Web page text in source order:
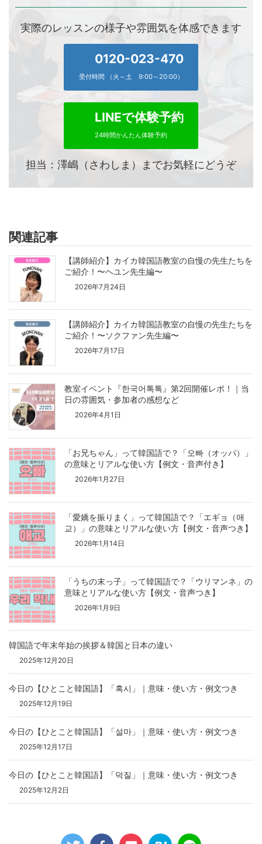
実際のレッスンの様子や雰囲気を体感できます
0120-023-470
受付時間 （火～土 9:00～20:00）
LINEで体験予約
24時間かんたん体験予約
担当：澤嶋（さわしま）までお気軽にどうぞ
関連記事
【講師紹介】カイカ韓国語教室の自慢の先生たちを
ご紹介！〜ヘユン先生編〜
2026年7月24日
【講師紹介】カイカ韓国語教室の自慢の先生たちを
ご紹介！〜ソクファン先生編〜
2026年7月17日
教室イベント『한국어톡톡』第2回開催レポ！｜当
日の雰囲気・参加者の感想など
2026年4月1日
「お兄ちゃん」って韓国語で？「오빠（オッパ）」
の意味とリアルな使い方【例文・音声付き】
2026年1月27日
「愛嬌を振りまく」って韓国語で？「エギョ（애
교）」の意味とリアルな使い方【例文・音声つき】
2026年1月14日
「うちの末っ子」って韓国語で？「ウリマンネ」の
意味とリアルな使い方【例文・音声つき】
2026年1月9日
韓国語で年末年始の挨拶＆韓国と日本の違い
2025年12月20日
今日の【ひとこと韓国語】「혹시」｜意味・使い方・例文つき
2025年12月19日
今日の【ひとこと韓国語】「설마」｜意味・使い方・例文つき
2025年12月17日
今日の【ひとこと韓国語】「덕질」｜意味・使い方・例文つき
2025年12月2日